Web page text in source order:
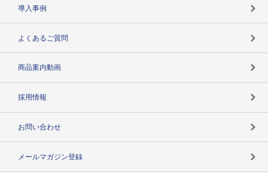
導入事例
よくあるご質問
商品案内動画
採用情報
お問い合わせ
メールマガジン登録